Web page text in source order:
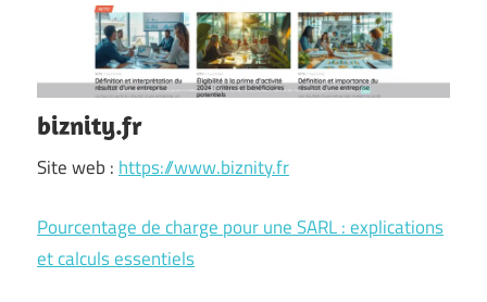
biznity.fr
Site web : https://www.biznity.fr
Pourcentage de charge pour une SARL : explications
et calculs essentiels